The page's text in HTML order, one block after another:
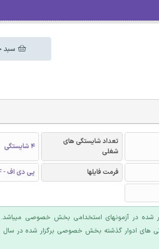
سبد
تعداد شایستگی های
شغلی
4 شایستگی
فرمت فایلها
پی دی اف - PDF
شده در آزمونهای استخدامی بخش خصوصی
های ادوار گذشته بخش خصوصی برگزار شده در سال